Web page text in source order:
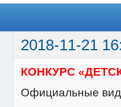
2018-11-21
КОНКУРС
Официальные